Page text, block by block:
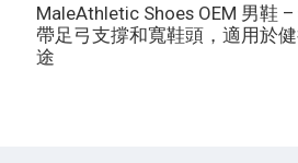
MaleAthletic Shoes OEM 男鞋
帶足弓支撐和寬鞋頭，適用於
途